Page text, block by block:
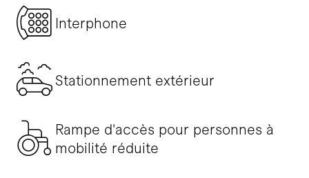
Interphone
Stationnement extérieur
Rampe d'accès pour personnes à
mobilité réduite